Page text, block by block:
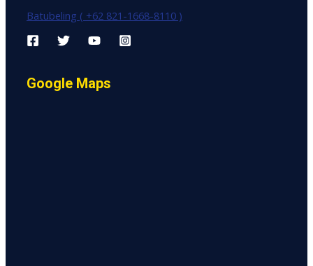
Batubeling ( +62 821-1668-8110 )
Google Maps